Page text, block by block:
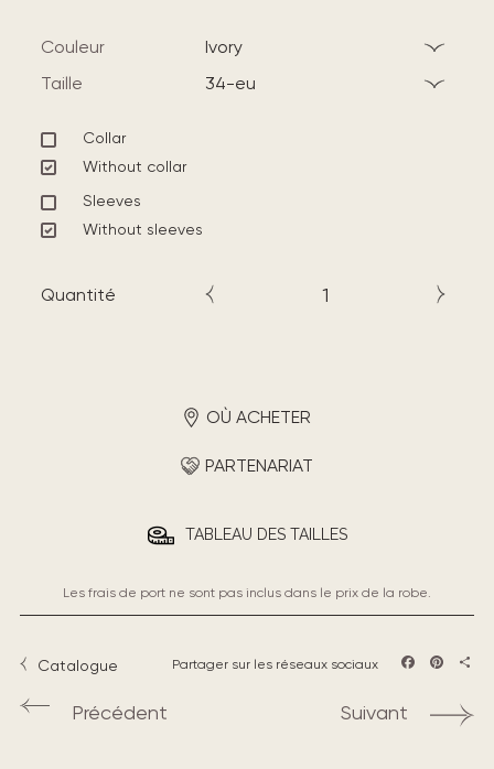
Couleur
ivory
Taille
34-eu
Collar
Without collar
Sleeves
Without sleeves
Quantité
OÙ ACHETER
PARTENARIAT
TABLEAU DES TAILLES
Les frais de port ne sont pas inclus dans le prix de la robe.
Catalogue Partager sur les réseaux sociaux
Précédent Suivant